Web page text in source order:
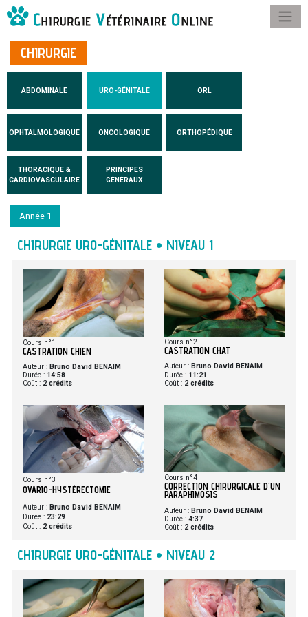
CHIRURGIE
ABDOMINALE URO-GÉNITALE ORL
OPHTALMOLOGIQUE ONCOLOGIQUE ORTHOPÉDIQUE
THORACIQUE &
CARDIOVASCULAIRE
PRINCIPES
GÉNÉRAUX
Année 1
CHIRURGIE URO-GÉNITALE • NIVEAU 1
Cours n°1
CASTRATION CHIEN
Auteur :Bruno David BENAIM
Durée : 14:58
Coût : 2 crédits
Cours n°2
CASTRATION CHAT
Auteur : Bruno David BENAIM
Durée : 11:21
Coût : 2 crédits
Cours n°3
OVARIO-HYSTÉRECTOMIE
Auteur :Bruno David BENAIM
Durée : 23:29
Coût : 2 crédits
Cours n°4
CORRECTION CHIRURGICALE D'UN
PARAPHIMOSIS
Auteur : Bruno David BENAIM
Durée : 4:37
Coût : 2 crédits
CHIRURGIE URO-GÉNITALE • NIVEAU 2